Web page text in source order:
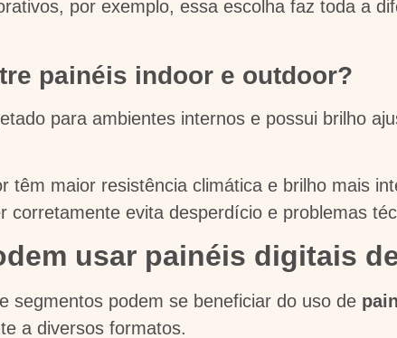
por exemplo, essa escolha faz toda a
painéis indoor e outdoor?
para ambientes internos e possui brilho
têm maior resistência climática e brilho mais
corretamente evita desperdício e problemas
usar painéis digitais
segmentos podem se beneficiar do uso de
a diversos formatos.